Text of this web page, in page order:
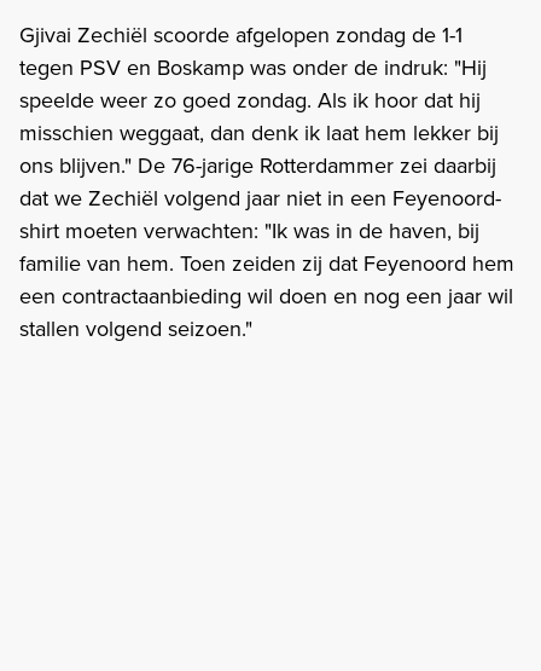
Gjivai Zechiël scoorde afgelopen zondag de 1-1
tegen PSV en Boskamp was onder de indruk: "Hij
speelde weer zo goed zondag. Als ik hoor dat hij
misschien weggaat, dan denk ik laat hem lekker bij
ons blijven." De 76-jarige Rotterdammer zei daarbij
dat we Zechiël volgend jaar niet in een Feyenoord-
shirt moeten verwachten: "Ik was in de haven, bij
familie van hem. Toen zeiden zij dat Feyenoord hem
een contractaanbieding wil doen en nog een jaar wil
stallen volgend seizoen."